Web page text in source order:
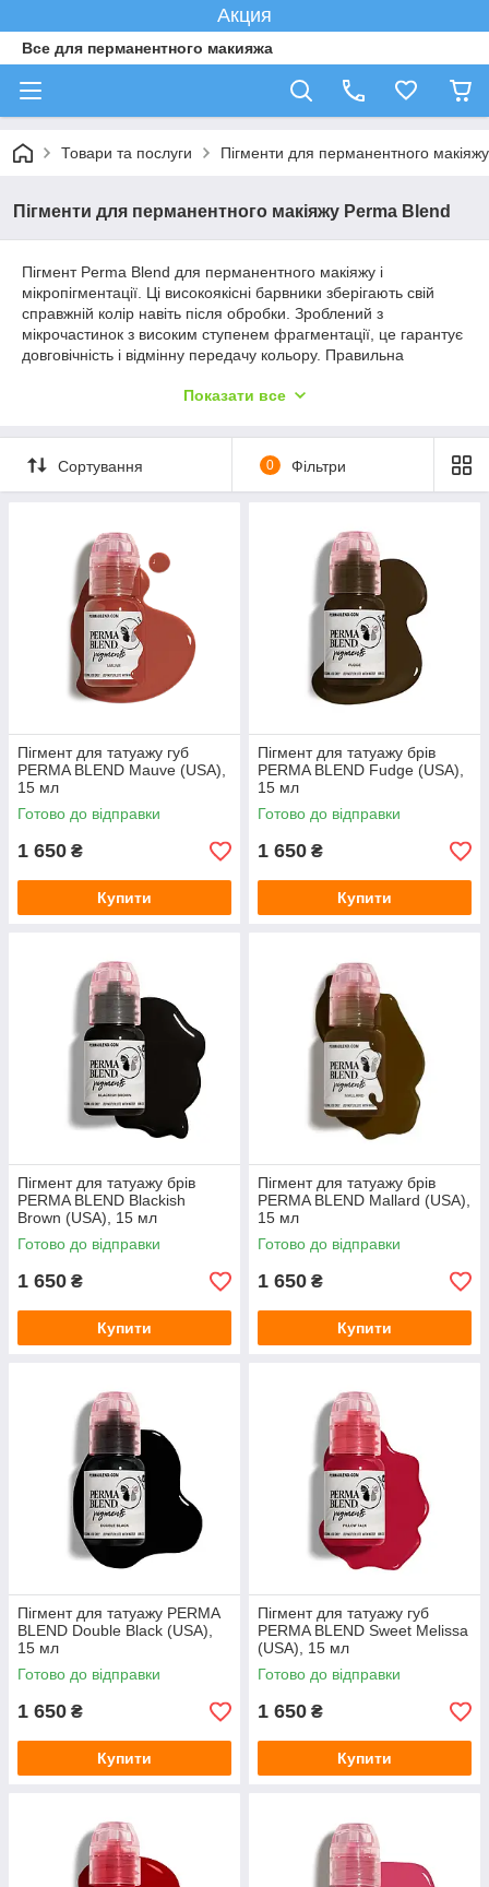
Акция
Все для перманентного макияжа
Товари та послуги Пігменти для перманентного макіяжу
Пігменти для перманентного макіяжу Perma Blend
Пігмент Perma Blend для перманентного макіяжу і
мікропігментації. Ці високоякісні барвники зберігають свій
справжній колір навіть після обробки. Зроблений з
мікрочастинок з високим ступенем фрагментації, це гарантує
довговічність і відмінну передачу кольору. Правильна
Може використовуватися на брови, вії, губи, корекції
рубців, вітіліго і т. Д.
перманентної косметики
Пігменти схвалені німецькою лабораторією CTL, що
підтверджує їх чудову якість.
Зроблено в США. Всі пігменти Perma Blend є стерильними.
Показати все
Сортування 0 Фільтри
Пігмент для татуажу губ
PERMA BLEND Mauve (USA),
15 мл
Готово до відправки
1 650 ₴
Купити
Пігмент для татуажу брів
PERMA BLEND Fudge (USA),
15 мл
Готово до відправки
1 650 ₴
Купити
Пігмент для татуажу брів
PERMA BLEND Blackish
Brown (USA), 15 мл
Готово до відправки
1 650 ₴
Купити
Пігмент для татуажу брів
PERMA BLEND Mallard (USA),
15 мл
Готово до відправки
1 650 ₴
Купити
Пігмент для татуажу PERMA
BLEND Double Black (USA),
15 мл
Готово до відправки
1 650 ₴
Купити
Пігмент для татуажу губ
PERMA BLEND Sweet Melissa
(USA), 15 мл
Готово до відправки
1 650 ₴
Купити